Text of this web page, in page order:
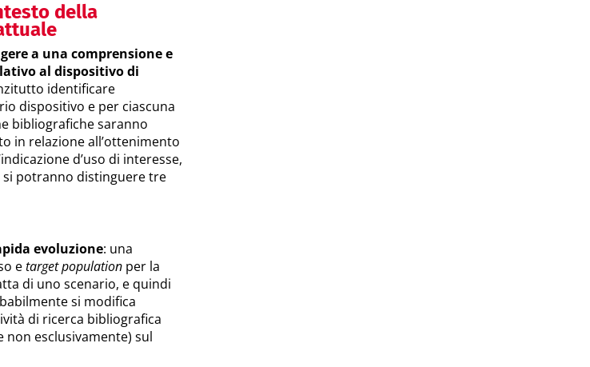
della
a una comprensione e
al dispositivo di
identificare
dispositivo e per ciascuna
bibliografiche saranno
in relazione all’ottenimento
d’uso di interesse,
si potranno distinguere tre
evoluzione: una
etarget population per la
di uno scenario, e quindi
si modifica
di ricerca bibliografica
esclusivamente) sul